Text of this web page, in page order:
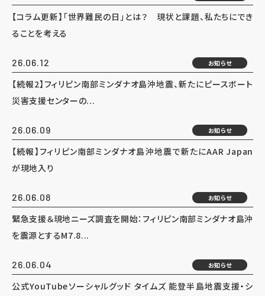
【コラム更新】「世界難民の日」とは？ 現状と課題、私たちにでき
ることを考える
26.06.12 お知らせ
【続報2】フィリピン南部ミンダナオ島沖地震、新たにピースボート
災害支援センターの...
26.06.09 お知らせ
【続報】フィリピン南部ミンダナオ島沖地震で新たにAAR Japan
が現地入り
26.06.08 お知らせ
緊急支援＆現地ニーズ調査を開始：フィリピン南部ミンダナオ島沖
を震源とするM7.8...
26.06.04 お知らせ
公式YouTubeソーシャルグッド タイムズ 能登半島地震支援・シ